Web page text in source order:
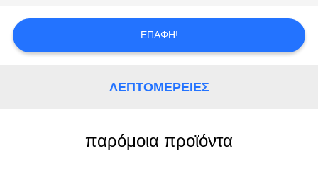
ΑΠΌΣΠΑΣΜΑ
PRIVACY
ΕΠΑΦΉ!
ΛΕΠΤΟΜΈΡΕΙΕΣ
παρόμοια προϊόντα